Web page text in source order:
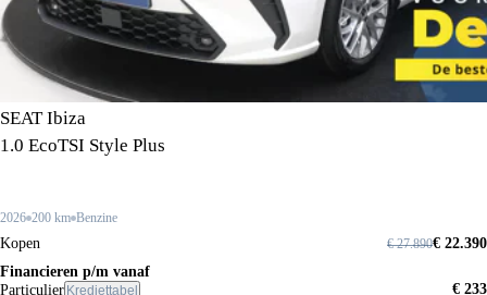
SEAT Ibiza
1.0 EcoTSI Style Plus
2026 200 km Benzine
Kopen € 22.390
€ 27.890
Financieren p/m vanaf
Particulier Krediettabel
€ 233